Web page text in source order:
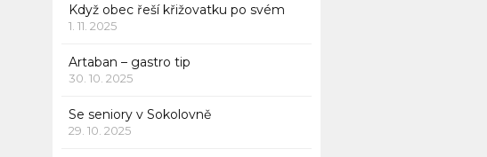
Když obec řeší křižovatku po svém
1. 11. 2025
Artaban – gastro tip
30. 10. 2025
Se seniory v Sokolovně
29. 10. 2025